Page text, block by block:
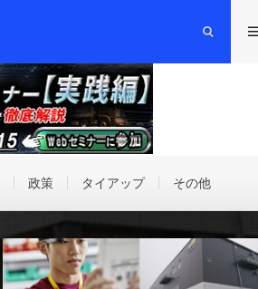
政策 タイアップ その他